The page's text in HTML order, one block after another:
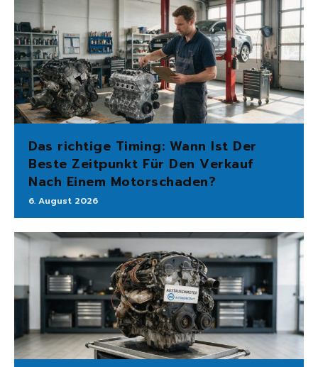
Das richtige Timing: Wann Ist Der
Beste Zeitpunkt Für Den Verkauf
Nach Einem Motorschaden?
6. August 2026